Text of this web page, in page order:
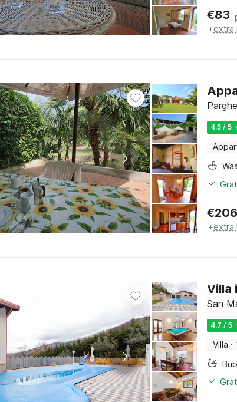
€83
+extra
4.5 / 5
€206
+extra
Villa
San
4.7 / 5
Villa ·